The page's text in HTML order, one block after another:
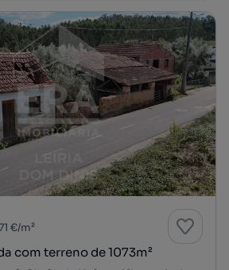
€/m²
com terreno de 1073m²